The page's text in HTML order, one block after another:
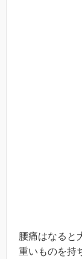
腰痛はなると
重いものを持